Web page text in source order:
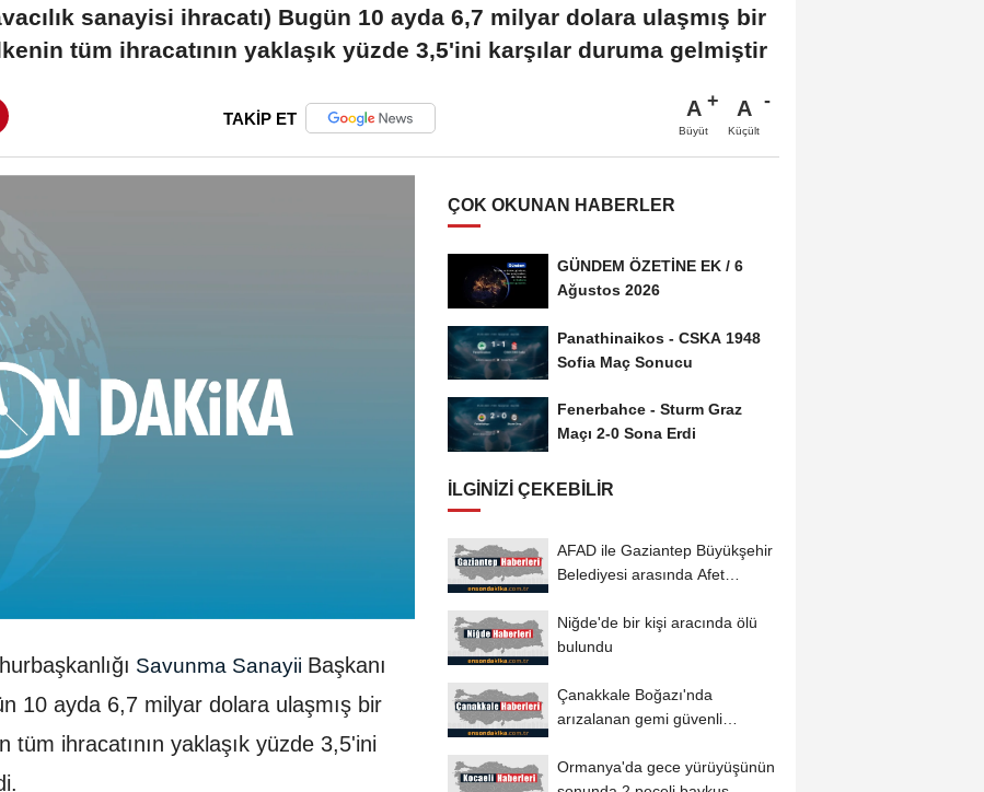
sanayisi ihracatı) Bugün 10 ayda 6,7 milyar dolara ulaşmış bir
tüm ihracatının yaklaşık yüzde 3,5'ini karşılar duruma gelmiştir
TAKİP ET A
Büyüt
A
Küçült
Savunma Sanayii Başkanı
10 ayda 6,7 milyar dolara ulaşmış bir
tüm ihracatının yaklaşık yüzde 3,5'ini
ÇOK OKUNAN HABERLER
GÜNDEM ÖZETİNE EK / 6
Ağustos 2026
Panathinaikos - CSKA 1948
Sofia Maç Sonucu
Fenerbahce - Sturm Graz
Maçı 2-0 Sona Erdi
İLGINIZI ÇEKEBILIR
AFAD ile Gaziantep Büyükşehir
Belediyesi arasında Afet
Niğde'de bir kişi aracında ölü
bulundu
Çanakkale Boğazı'nda
arızalanan gemi güvenli
Ormanya'da gece yürüyüşünün